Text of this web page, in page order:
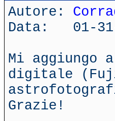
Autore:
Data: 01-
Mi aggiungo
digitale
Grazie!